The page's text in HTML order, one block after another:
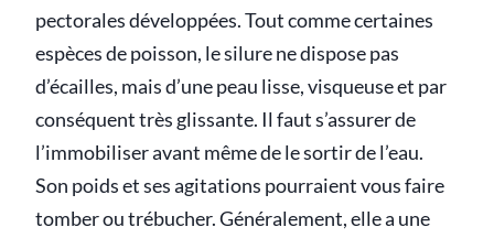
pectorales développées. Tout comme certaines
espèces de poisson, le silure ne dispose pas
d’écailles, mais d’une peau lisse, visqueuse et par
conséquent très glissante. Il faut s’assurer de
l’immobiliser avant même de le sortir de l’eau.
Son poids et ses agitations pourraient vous faire
tomber ou trébucher. Généralement, elle a une